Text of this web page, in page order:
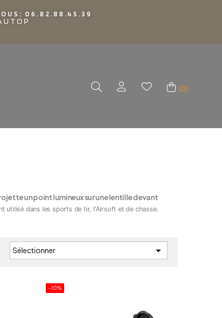
06.82.88.45.39
(0)
un point lumineux sur une lentille devant
utilisé dans les sports de tir, l'Airsoft et de chasse.
Sélectionner 
-10%